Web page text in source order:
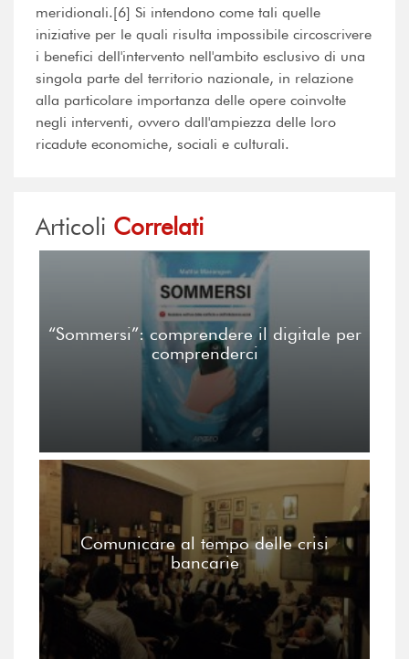
meridionali.[6] Si intendono come tali quelle
iniziative per le quali risulta impossibile circoscrivere
i benefici dell'intervento nell'ambito esclusivo di una
singola parte del territorio nazionale, in relazione
alla particolare importanza delle opere coinvolte
negli interventi, ovvero dall'ampiezza delle loro
ricadute economiche, sociali e culturali.
Articoli Correlati
“Sommersi”: comprendere il digitale per
comprenderci
Comunicare al tempo delle crisi
bancarie